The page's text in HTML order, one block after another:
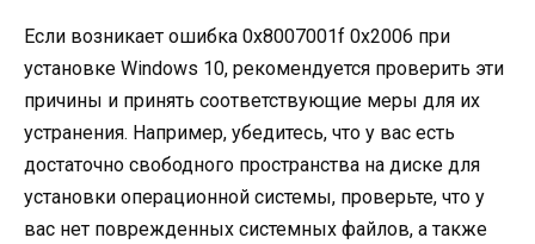
Если возникает ошибка 0x8007001f 0x2006 при
установке Windows 10, рекомендуется проверить эти
причины и принять соответствующие меры для их
устранения. Например, убедитесь, что у вас есть
достаточно свободного пространства на диске для
установки операционной системы, проверьте, что у
вас нет поврежденных системных файлов, а также